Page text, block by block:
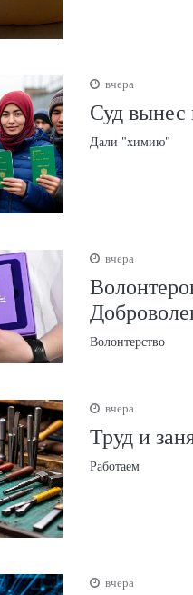
вчера
Суд вынес
Дали "химию"
вчера
Волонтерство
вчера
Труд и
Работаем
вчера